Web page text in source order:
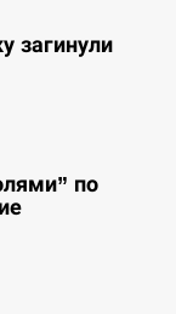
загинули
по